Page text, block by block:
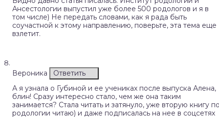
Ансестологии выпустил уже более 500 родологов и я в
том числе) Не передать словами, как я рада быть
соучастной к этому направлению, поверьте, эта тема еще
взлетит.
Вероника
Ответить
А я узнала о Губиной и ее учениках после выпуска Алена,
блин! Сразу интересно стало, чем же она таким
занимается? Стала читать и затянуло, уже вторую книгу
родологии читаю) и даже подписалась на нее в соцсетях